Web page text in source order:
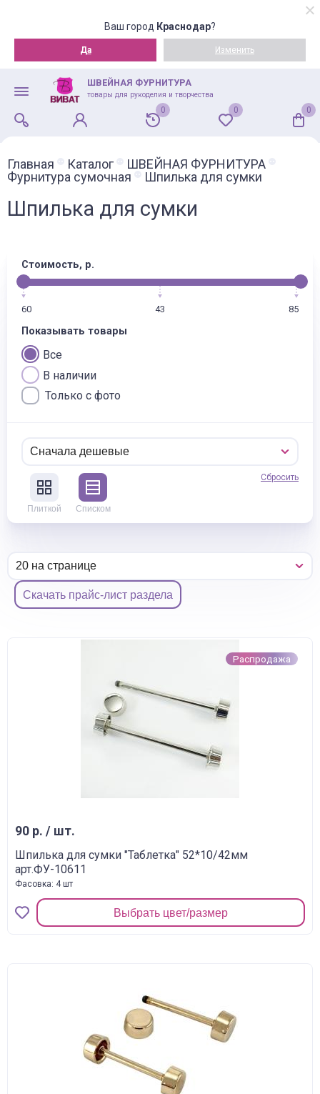
Ваш город Краснодар?
Да Изменить
ШВЕЙНАЯ ФУРНИТУРА
товары для рукоделия и творчества
0 0 0
Главная Каталог
ШВЕЙНАЯ ФУРНИТУРА
Фурнитура сумочная
Шпилька для сумки
Шпилька для сумки
Стоимость, р.
60 43 85
Показывать товары
Все
В наличии
Только с фото
Плиткой Списком
Сбросить
Скачать прайс-лист раздела
Распродажа
90 р. / шт.
Шпилька для сумки "Таблетка" 52*10/42мм
арт.ФУ-10611
Фасовка: 4 шт
Выбрать цвет/размер